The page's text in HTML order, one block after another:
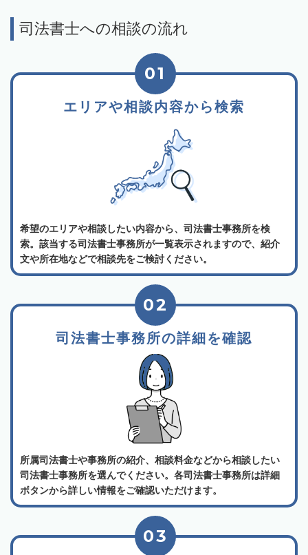
司法書士への相談の流れ
エリアや相談内容から検索
01
希望のエリアや相談したい内容から、司法書士事務所を検
索。該当する司法書士事務所が一覧表示されますので、紹介
文や所在地などで相談先をご検討ください。
司法書士事務所の詳細を確認
02
所属司法書士や事務所の紹介、相談料金などから相談したい
司法書士事務所を選んでください。各司法書士事務所は詳細
ボタンから詳しい情報をご確認いただけます。
03